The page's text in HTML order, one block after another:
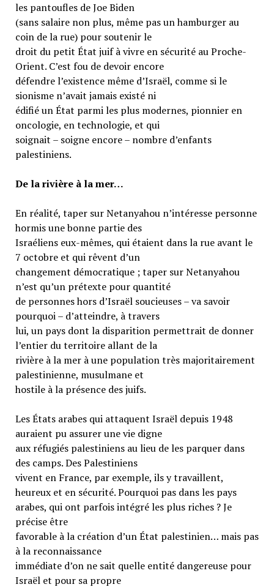
les pantoufles de Joe Biden
(sans salaire non plus, même pas un hamburger au
coin de la rue) pour soutenir le
droit du petit État juif à vivre en sécurité au Proche-
Orient. C’est fou de devoir encore
défendre l’existence même d’Israël, comme si le
sionisme n’avait jamais existé ni
édifié un État parmi les plus modernes, pionnier en
oncologie, en technologie, et qui
soignait – soigne encore – nombre d’enfants
palestiniens.
De la rivière à la mer…
En réalité, taper sur Netanyahou n’intéresse personne
hormis une bonne partie des
Israéliens eux-mêmes, qui étaient dans la rue avant le
7 octobre et qui rêvent d’un
changement démocratique ; taper sur Netanyahou
n’est qu’un prétexte pour quantité
de personnes hors d’Israël soucieuses – va savoir
pourquoi – d’atteindre, à travers
lui, un pays dont la disparition permettrait de donner
l’entier du territoire allant de la
rivière à la mer à une population très majoritairement
palestinienne, musulmane et
hostile à la présence des juifs.
Les États arabes qui attaquent Israël depuis 1948
auraient pu assurer une vie digne
aux réfugiés palestiniens au lieu de les parquer dans
des camps. Des Palestiniens
vivent en France, par exemple, ils y travaillent,
heureux et en sécurité. Pourquoi pas dans les pays
arabes, qui ont parfois intégré les plus riches ? Je
précise être
favorable à la création d’un État palestinien… mais pas
à la reconnaissance
immédiate d’on ne sait quelle entité dangereuse pour
Israël et pour sa propre